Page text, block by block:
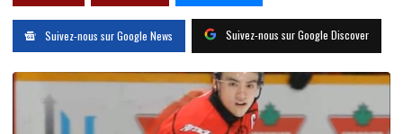
Suivez-nous sur Google News Suivez-nous sur Google Discover